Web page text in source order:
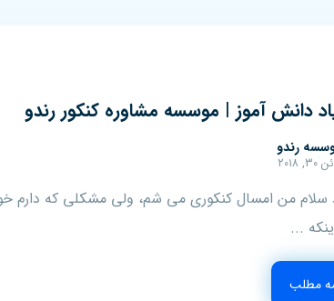
دانش آموز | موسسه مشاوره کنکور رندو
رندو
۲۰۱۸
سلام من امسال کنکوری می شم، ولی مشکلی که دارم
...
مطلب